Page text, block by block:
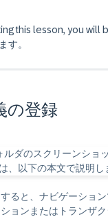
this lesson, you will
す。
の登録
ると、ナビゲーショ
ョンまたはトランザ